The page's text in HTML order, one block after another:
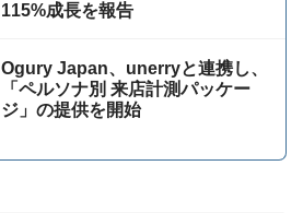
115%成⻑を報告
Ogury Japan、unerryと連携し、
「ペルソナ別 来店計測パッケー
ジ」の提供を開始